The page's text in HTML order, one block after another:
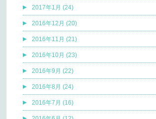
2017年1月 (24)
2016年12月 (20)
2016年11月 (21)
2016年10月 (23)
2016年9月 (22)
2016年8月 (24)
2016年7月 (16)